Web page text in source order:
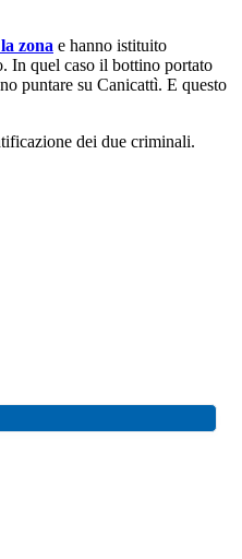
zona e hanno istituito
In quel caso il bottino portato
puntare su Canicattì. E questo
dei due criminali.